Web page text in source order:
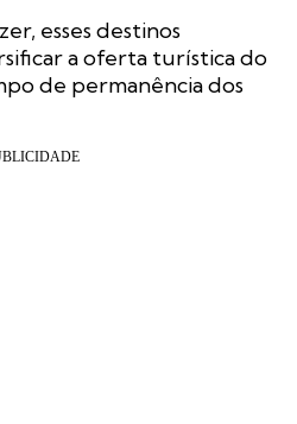
esses destinos
a oferta turística do
de permanência dos